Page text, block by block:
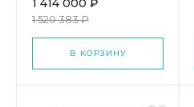
1 414 000 ₽
1 520 383 ₽
В КОРЗИНУ